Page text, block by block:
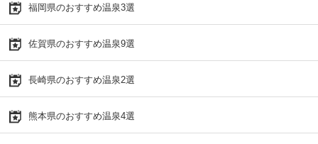
福岡県のおすすめ温泉3選
佐賀県のおすすめ温泉9選
長崎県のおすすめ温泉2選
熊本県のおすすめ温泉4選